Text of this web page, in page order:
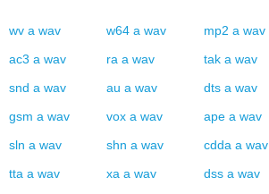
wv a wav w64 a wav mp2 a wav
ac3 a wav ra a wav tak a wav
snd a wav au a wav dts a wav
gsm a wav vox a wav ape a wav
sln a wav shn a wav cdda a wav
tta a wav xa a wav dss a wav